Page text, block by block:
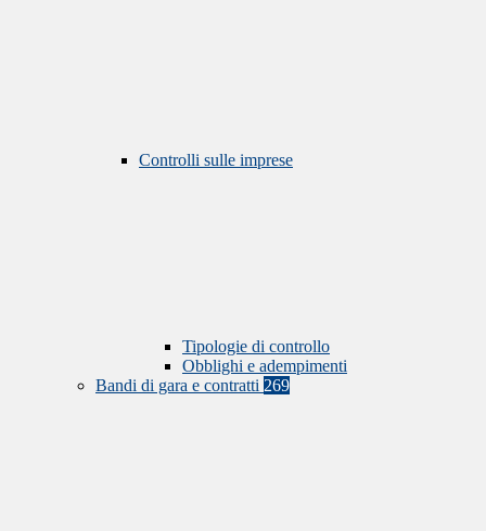
Controlli sulle imprese
Tipologie di controllo
Obblighi e adempimenti
Bandi di gara e contratti 269